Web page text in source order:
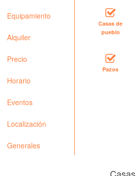
Equipamiento
Alquiler
Precio
Horario
Eventos
Localización
Generales
Casas de
pueblo
Pazos